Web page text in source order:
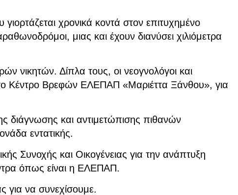
χρονικά κοντά στον επιτυχημένο
μιας και έχουν διανύσει χιλιόμετρα
νικητών. Δίπλα τους, οι νεογνολόγοι και
Κέντρο Βρεφών ΕΛΕΠΑΠ «Μαριέττα Ξάνθου», για
διάγνωσης και αντιμετώπισης πιθανών
εντατικής.
Συνοχής και Οικογένειας για την ανάπτυξη
όπως είναι η ΕΛΕΠΑΠ.
για να συνεχίσουμε.